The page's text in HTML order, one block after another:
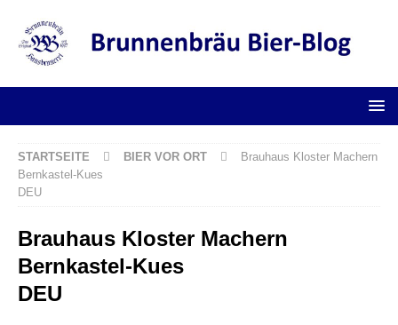
STARTSEITE BIER VOR ORT
Brauhaus Kloster Machern
Bernkastel-Kues
DEU
Brauhaus Kloster Machern
Bernkastel-Kues
DEU